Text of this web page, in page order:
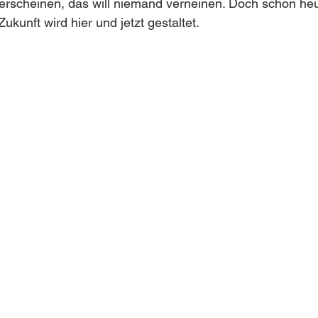
das will niemand verneinen. Doch schon
wird hier und jetzt gestaltet.